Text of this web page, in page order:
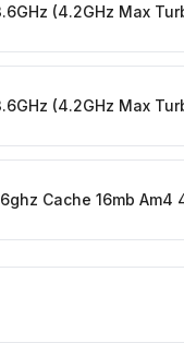
(4.2GHz Max
(4.2GHz Max
Cache 16mb